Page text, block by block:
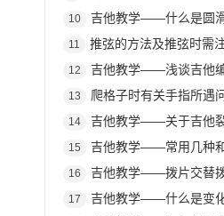
10 吉他教学——什么是圆滑
11 推弦的方法及推弦时需
12 吉他教学——浅谈吉他
13 爬格子时有关手指所遇
14 吉他教学——关于吉他
15 吉他教学——常用几种
16 吉他教学——拨片交替
17 吉他教学——什么是变化